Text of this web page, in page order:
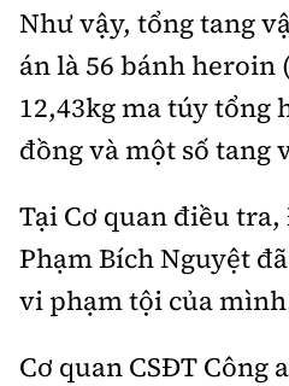
Như vậy, tổng tang
án là 56 bánh heroin
12,43kg ma túy tổng
đồng và một số tang
Tại Cơ quan điều
Phạm Bích Nguyệt
vi phạm tội của
Cơ quan CSĐT Công